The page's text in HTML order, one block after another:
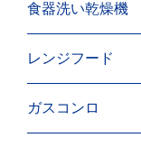
食器洗い乾燥機
レンジフード
ガスコンロ